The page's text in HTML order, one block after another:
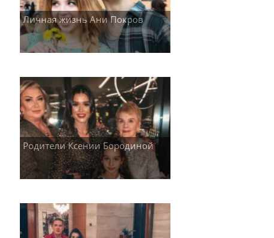
Личная жизнь Ани Покров
Родители Ксении Бородиной